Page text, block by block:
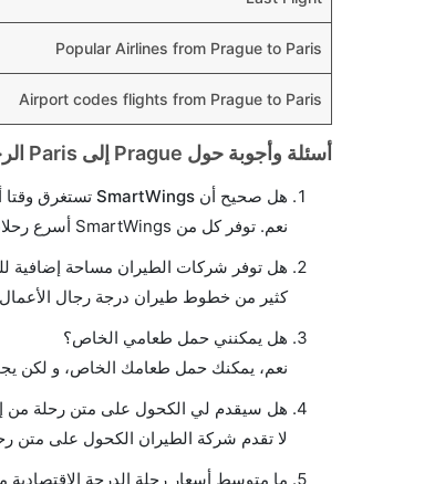
Popular Airlines from Prague to Paris
Airport codes flights from Prague to Paris
أسئلة وأجوبة حول Prague إلى Paris الرحلات الجوية
هل صحيح أن SmartWings تستغرق وقتا أقل في رحلة مباشرة من إلىباريس مما تستغرقه الخطوط الجوية الأخرى؟
نعم. توفر كل من SmartWings أسرع رحلات الطيران على هذا الطريق،
هل توفر شركات الطيران مساحة إضافية
كثير من خطوط طيران درجة رجال الأعمال
هل يمكنني حمل طعامي الخاص؟
نعم، يمكنك حمل طعامك الخاص، و لكن
هل سيقدم لي الكحول على متن رحلة من
لا تقدم شركة الطيران الكحول على متن
ما متوسط أسعار رحلة الدرجة